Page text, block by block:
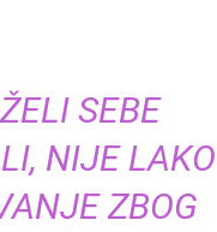
SEBE
NIJE LAKO
ZBOG